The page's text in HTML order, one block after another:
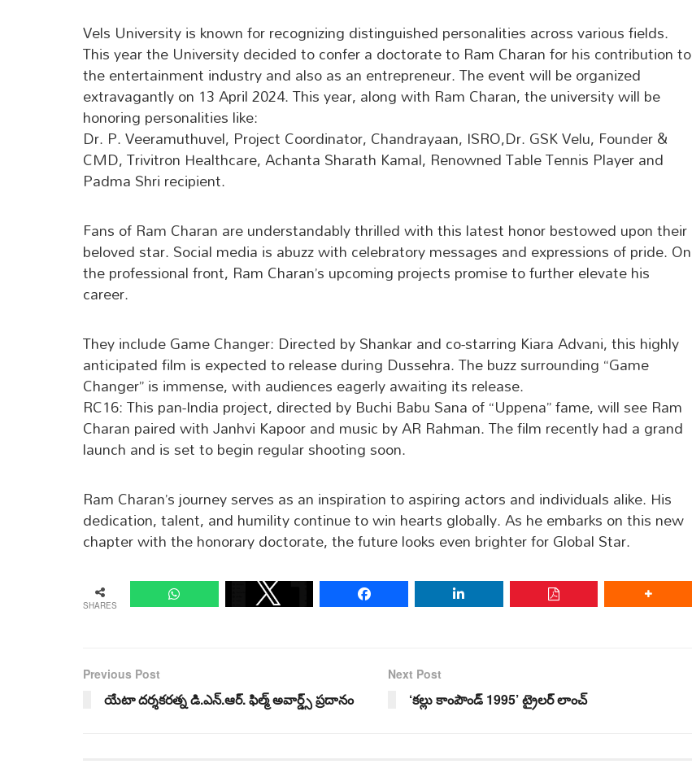
Vels University is known for recognizing distinguished personalities across various fields.
This year the University decided to confer a doctorate to Ram Charan for his contribution to
the entertainment industry and also as an entrepreneur. The event will be organized
extravagantly on 13 April 2024. This year, along with Ram Charan, the university will be
honoring personalities like:
Dr. P. Veeramuthuvel, Project Coordinator, Chandrayaan, ISRO,Dr. GSK Velu, Founder &
CMD, Trivitron Healthcare, Achanta Sharath Kamal, Renowned Table Tennis Player and
Padma Shri recipient.
Fans of Ram Charan are understandably thrilled with this latest honor bestowed upon their
beloved star. Social media is abuzz with celebratory messages and expressions of pride. On
the professional front, Ram Charan’s upcoming projects promise to further elevate his
career.
They include Game Changer: Directed by Shankar and co-starring Kiara Advani, this highly
anticipated film is expected to release during Dussehra. The buzz surrounding “Game
Changer” is immense, with audiences eagerly awaiting its release.
RC16: This pan-India project, directed by Buchi Babu Sana of “Uppena” fame, will see Ram
Charan paired with Janhvi Kapoor and music by AR Rahman. The film recently had a grand
launch and is set to begin regular shooting soon.
Ram Charan’s journey serves as an inspiration to aspiring actors and individuals alike. His
dedication, talent, and humility continue to win hearts globally. As he embarks on this new
chapter with the honorary doctorate, the future looks even brighter for Global Star.
SHARES
Previous Post
యేటా దర్శకరత్న డి.ఎన్.ఆర్. ఫిల్మ్ అవార్డ్స్ ప్రదానం
Next Post
‘కల్లు కాంపౌండ్ 1995’ ట్రైలర్ లాంచ్